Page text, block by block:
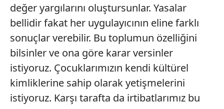
değer yargılarını oluştursunlar. Yasalar
bellidir fakat her uygulayıcının eline farklı
sonuçlar verebilir. Bu toplumun özelliğini
bilsinler ve ona göre karar versinler
istiyoruz. Çocuklarımızın kendi kültürel
kimliklerine sahip olarak yetişmelerini
istiyoruz. Karşı tarafta da irtibatlarımız bu